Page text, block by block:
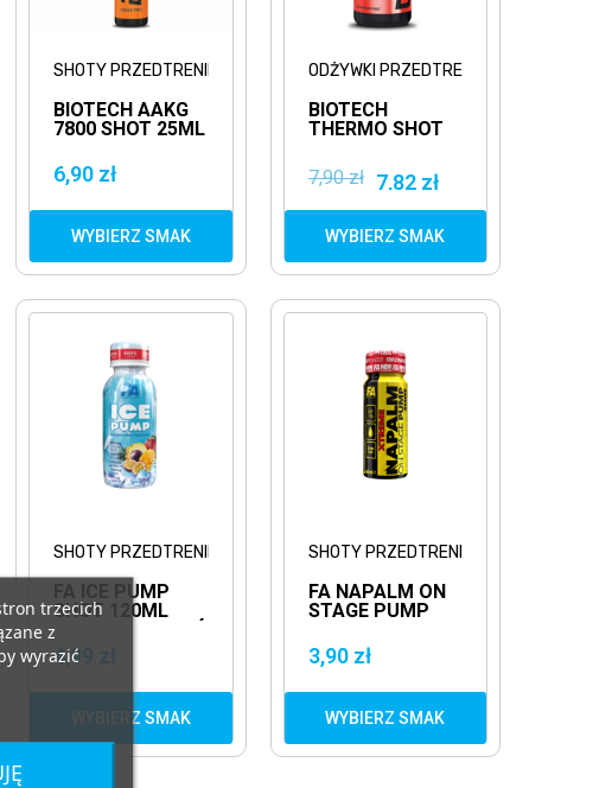
SHOTY PRZEDTRENINGOWE
BIOTECH AAKG
7800 SHOT 25ML
PRZEDTRENINGÓWKA
6,90 zł
WYBIERZ SMAK
ODŻYWKI PRZEDTRENINGOWE
BIOTECH
THERMO SHOT
PRZEDTRENINGÓWKA
SPALACZ
TŁUSZCZU
7,90 zł 7,82 zł
WYBIERZ SMAK
SHOTY PRZEDTRENINGOWE
FA ICE PUMP
SHOT 120ML
PRZEDTRENINGÓWKA
4,99 zł
WYBIERZ SMAK
SHOTY PRZEDTRENINGOWE
FA NAPALM ON
STAGE PUMP
SHOTY
PRZEDTRENINGOWE
3,90 zł
WYBIERZ SMAK
trzecich
z
wyrazić